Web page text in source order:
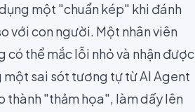
một "chuẩn kép" khi đánh
với con người. Một nhân viên
có thể mắc lỗi nhỏ và nhận được
một sai sót tương tự từ AI Agent
thành "thảm họa", làm dấy lên